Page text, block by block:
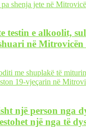
testin e alkoolit,
në Mitrovicën
një person nga
një nga të